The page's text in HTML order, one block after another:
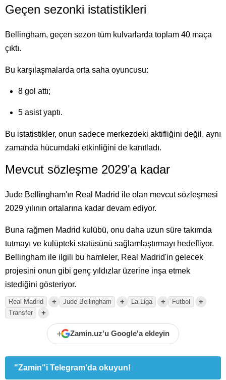
Geçen sezonki istatistikleri
Bellingham, geçen sezon tüm kulvarlarda toplam 40 maça
çıktı.
Bu karşılaşmalarda orta saha oyuncusu:
8 gol attı;
5 asist yaptı.
Bu istatistikler, onun sadece merkezdeki aktifliğini değil, aynı
zamanda hücumdaki etkinliğini de kanıtladı.
Mevcut sözleşme 2029'a kadar
Jude Bellingham'ın Real Madrid ile olan mevcut sözleşmesi
2029 yılının ortalarına kadar devam ediyor.
Buna rağmen Madrid kulübü, onu daha uzun süre takımda
tutmayı ve kulüpteki statüsünü sağlamlaştırmayı hedefliyor.
Bellingham ile ilgili bu hamleler, Real Madrid'in gelecek
projesini onun gibi genç yıldızlar üzerine inşa etmek
istediğini gösteriyor.
Real Madrid + Jude Bellingham + La Liga + Futbol +
Transfer +
+ Zamin.uz'u Google'a ekleyin
"Zamin"i Telegram'da okuyun!